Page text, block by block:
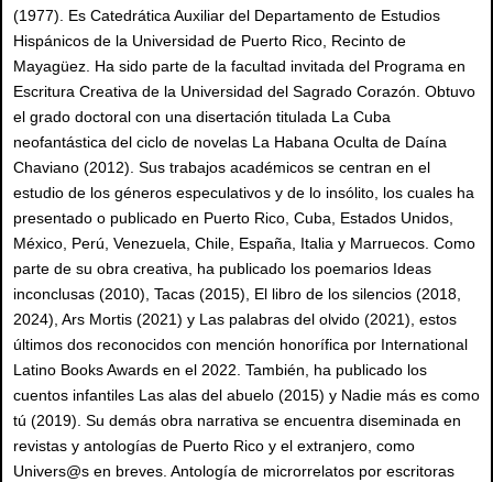
(1977). Es Catedrática Auxiliar del Departamento de Estudios
Hispánicos de la Universidad de Puerto Rico, Recinto de
Mayagüez. Ha sido parte de la facultad invitada del Programa en
Escritura Creativa de la Universidad del Sagrado Corazón. Obtuvo
el grado doctoral con una disertación titulada La Cuba
neofantástica del ciclo de novelas La Habana Oculta de Daína
Chaviano (2012). Sus trabajos académicos se centran en el
estudio de los géneros especulativos y de lo insólito, los cuales ha
presentado o publicado en Puerto Rico, Cuba, Estados Unidos,
México, Perú, Venezuela, Chile, España, Italia y Marruecos. Como
parte de su obra creativa, ha publicado los poemarios Ideas
inconclusas (2010), Tacas (2015), El libro de los silencios (2018,
2024), Ars Mortis (2021) y Las palabras del olvido (2021), estos
últimos dos reconocidos con mención honorífica por International
Latino Books Awards en el 2022. También, ha publicado los
cuentos infantiles Las alas del abuelo (2015) y Nadie más es como
tú (2019). Su demás obra narrativa se encuentra diseminada en
revistas y antologías de Puerto Rico y el extranjero, como
Univers@s en breves. Antología de microrrelatos por escritoras